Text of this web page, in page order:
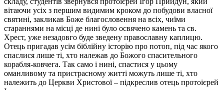
вітаючи усіх з першим видимим кроком до побудови власної
святині, закликав Боже благословення на всіх, чиїми
стараннями на місці де нині було освячено камень та св.
Хрест, уже незадовго буде зведену православну каплицю.
Отець пригадав усім біблійну історію про потоп, під час якого
спаслися лише ті, хто належав до Божого спасительного
корабля-ковчега. Так само і нині, спастися у цьому
оманливому та пристрасному житті можуть лише ті, хто
належить до Церкви Христової – підкреслив отець протоієрей